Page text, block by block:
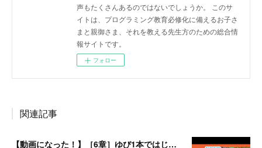
声もたくさんあるのではないでしょうか。 このサ
イトは、プログラミング教育必修化に備えるお子さ
まと親御さま、それを教える先生方のための総合情
報サイトです。
フォロー
関連記事
【動画になった！】［6章］ゆび1本ではじめるScratch 3.0かんたんプログラミング［超入門編］